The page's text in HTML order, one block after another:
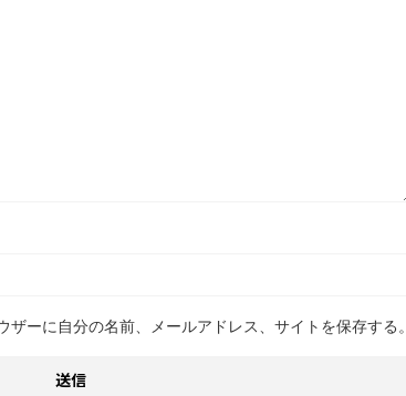
ーに自分の名前、メールアドレス、サイトを保存する。